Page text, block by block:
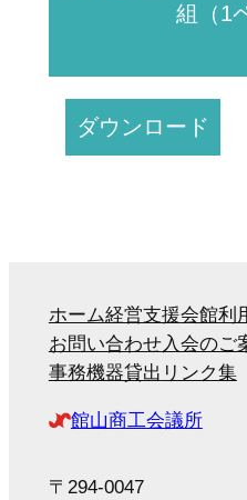
組（1
ダウンロード
ホーム経営支援会館利
お問い合わせ入会のご
事務機器貸出 リンク集
館山商工会議所
〒294-0047